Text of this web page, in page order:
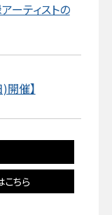
ーティストの
催】
ちら